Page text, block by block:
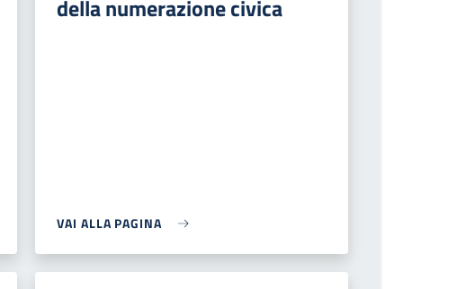
della numerazione civica
VAI ALLA PAGINA